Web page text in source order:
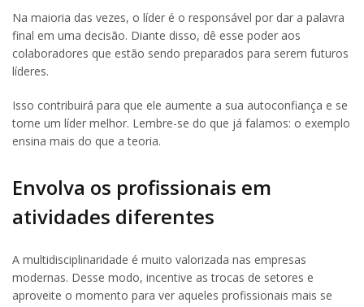
Na maioria das vezes, o líder é o responsável por dar a palavra
final em uma decisão. Diante disso, dê esse poder aos
colaboradores que estão sendo preparados para serem futuros
líderes.
Isso contribuirá para que ele aumente a sua autoconfiança e se
torne um líder melhor. Lembre-se do que já falamos: o exemplo
ensina mais do que a teoria.
Envolva os profissionais em
atividades diferentes
A multidisciplinaridade é muito valorizada nas empresas
modernas. Desse modo, incentive as trocas de setores e
aproveite o momento para ver aqueles profissionais mais se